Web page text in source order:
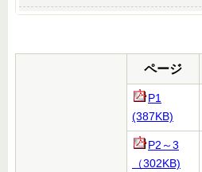
ページ
P1
(387KB)
P2～3
（302KB)